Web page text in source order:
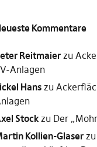
Kommentare
Reitmaierzu
Anlagen
Hanszu
Stockzu Der
Kollien-Glaserzu